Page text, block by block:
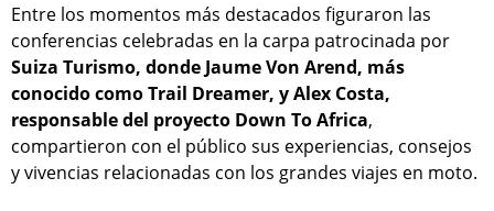
Entre los momentos más destacados figuraron las
conferencias celebradas en la carpa patrocinada por
Suiza Turismo, donde Jaume Von Arend, más
conocido como Trail Dreamer, y Alex Costa,
responsable del proyecto Down To Africa,
compartieron con el público sus experiencias, consejos
y vivencias relacionadas con los grandes viajes en moto.